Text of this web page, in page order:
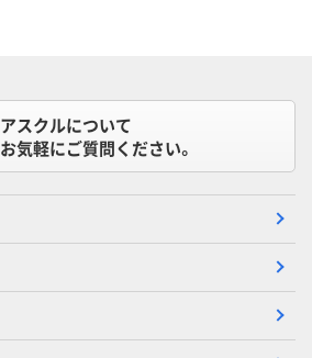
アスクルについて
お気軽にご質問ください。